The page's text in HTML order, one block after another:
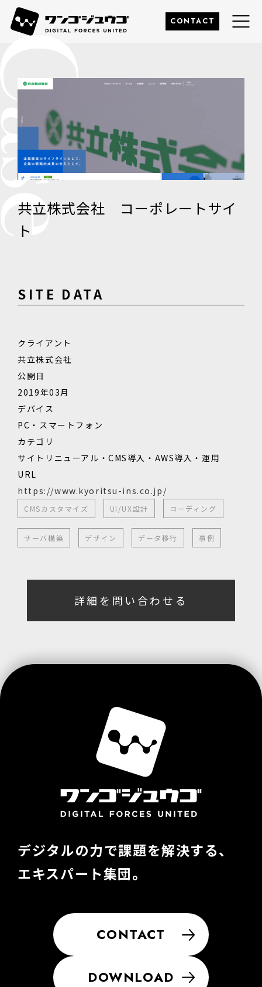
このページの本文へ
株式会社ワンゴジュウゴ CONTACT
共立株式会社 コーポレートサイ
ト
SITE DATA
クライアント
共立株式会社
公開日
2019年03月
デバイス
PC・スマートフォン
カテゴリ
サイトリニューアル・CMS導入・AWS導入・運用
URL
https://www.kyoritsu-ins.co.jp/
CMSカスタマイズ UI/UX設計 コーディング
サーバ構築 デザイン データ移行 事例
詳細を問い合わせる
デジタルの力で課題を解決する、
エキスパート集団。
CONTACT
DOWNLOAD